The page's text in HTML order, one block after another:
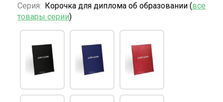
Серия: Корочка для диплома об образовании (все
товары серии)